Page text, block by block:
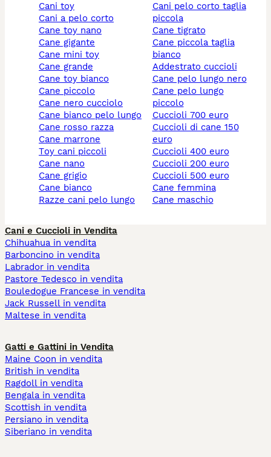
cani toy
cani a pelo corto
cane toy nano
cane gigante
cane mini toy
cane grande
cane toy bianco
cane piccolo
cane nero cucciolo
cane bianco pelo lungo
cane rosso razza
cane marrone
toy cani piccoli
cane nano
cane grigio
cane bianco
razze cani pelo lungo
cani pelo corto taglia
piccola
cane tigrato
cane piccola taglia
bianco
addestrato cuccioli
cane pelo lungo nero
cane pelo lungo
piccolo
cuccioli 700 euro
cuccioli di cane 150
euro
cuccioli 400 euro
cuccioli 200 euro
cuccioli 500 euro
cane femmina
cane maschio
Cani e Cuccioli in Vendita
Chihuahua in vendita
Barboncino in vendita
Labrador in vendita
Pastore Tedesco in vendita
Bouledogue Francese in vendita
Jack Russell in vendita
Maltese in vendita
Gatti e Gattini in Vendita
Maine Coon in vendita
British in vendita
Ragdoll in vendita
Bengala in vendita
Scottish in vendita
Persiano in vendita
Siberiano in vendita